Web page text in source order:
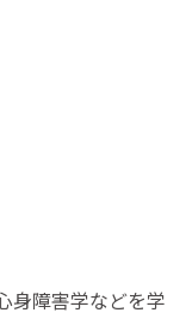
身障害学などを学